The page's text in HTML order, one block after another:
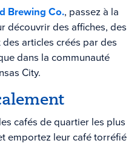
Brewing Co., passez à la
découvrir des affiches, des
articles créés par des
dans la communauté
City.
cafés de quartier les plus
emportez leur café torréfié